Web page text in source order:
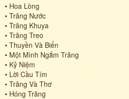
• Hoa Lòng
• Trăng Nước
• Trăng Khuya
• Trăng Treo
• Thuyền Và Biển
• Một Mình Ngắm Trăng
• Kỷ Niệm
• Lời Cầu Tím
• Trăng Và Thơ
• Hóng Trăng